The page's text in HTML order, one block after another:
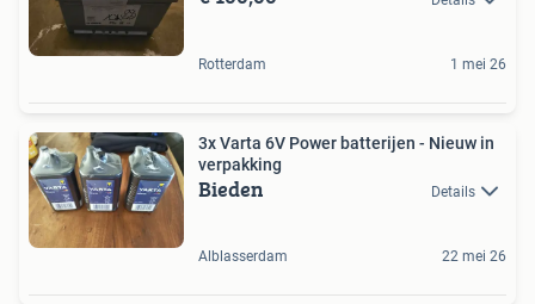
Rotterdam 1 mei 26
3x Varta 6V Power batterijen - Nieuw in
verpakking
Bieden Details
Alblasserdam 22 mei 26